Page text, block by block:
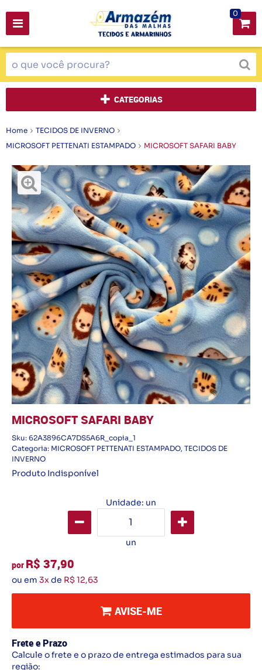
0
CATEGORIAS
Home
TECIDOS DE INVERNO
MICROSOFT PETTENATI ESTAMPADO
MICROSOFT SAFARI BABY
MICROSOFT SAFARI BABY
Sku: 62A3896CA7DS5A6R_copia_1
Categoria: MICROSOFT PETTENATI ESTAMPADO, TECIDOS DE
INVERNO
Produto Indisponível
Unidade: un
un
por R$ 37,90
ou em 3xde R$ 12,63
AVISE-ME
Frete e Prazo
Calcule o frete e o prazo de entrega estimados para sua
região: